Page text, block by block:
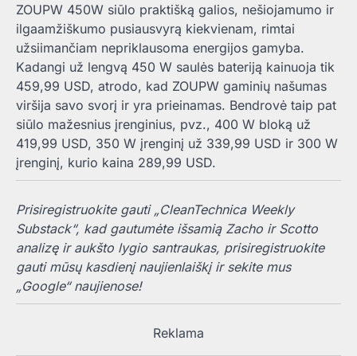
ZOUPW 450W siūlo praktišką galios, nešiojamumo ir
ilgaamžiškumo pusiausvyrą kiekvienam, rimtai
užsiimančiam nepriklausoma energijos gamyba.
Kadangi už lengvą 450 W saulės bateriją kainuoja tik
459,99 USD, atrodo, kad ZOUPW gaminių našumas
viršija savo svorį ir yra prieinamas. Bendrovė taip pat
siūlo mažesnius įrenginius, pvz., 400 W bloką už
419,99 USD, 350 W įrenginį už 339,99 USD ir 300 W
įrenginį, kurio kaina 289,99 USD.
Prisiregistruokite gauti „CleanTechnica Weekly
Substack“, kad gautumėte išsamią Zacho ir Scotto
analizę ir aukšto lygio santraukas, prisiregistruokite
gauti mūsų kasdienį naujienlaiškį ir sekite mus
„Google“ naujienose!
Reklama